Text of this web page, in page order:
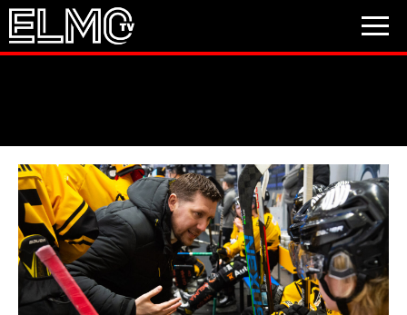
PESÄPALLO
VIDEOT
PODCASTIT
JALKAPALLO